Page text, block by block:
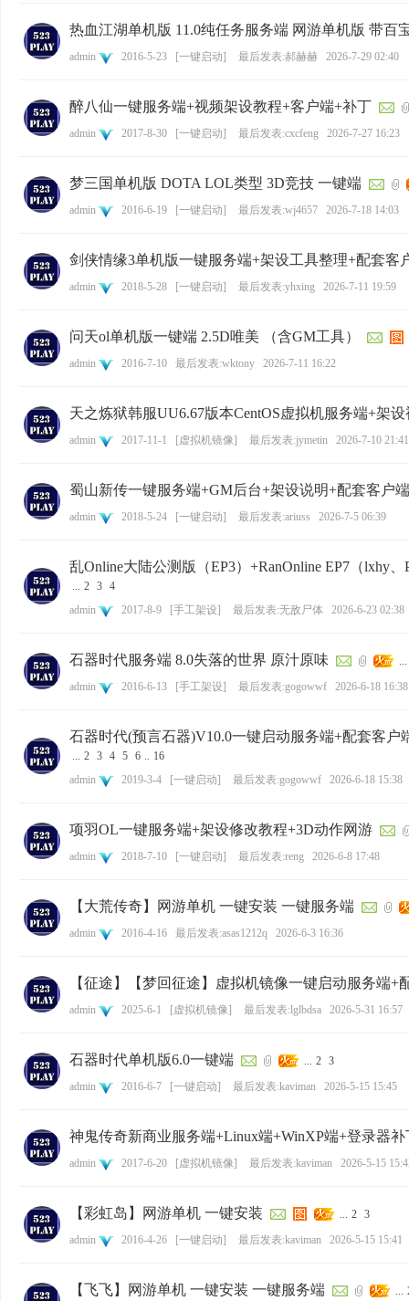
热血江湖单机版 11.0纯任务服务端 网游单机版 带百
admin 2016-5-23 [一键启动] 最后发表:郝赫赫 2026-7-29 02:40
醉八仙一键服务端+视频架设教程+客户端+补丁
admin 2017-8-30 [一键启动] 最后发表:cxcfeng 2026-7-27 16:23
梦三国单机版 DOTA LOL类型 3D竞技 一键端
admin 2016-6-19 [一键启动] 最后发表:wj4657 2026-7-18 14:03
剑侠情缘3单机版一键服务端+架设工具整理+配套客
admin 2018-5-28 [一键启动] 最后发表:yhxing 2026-7-11 19:59
问天ol单机版一键端 2.5D唯美 （含GM工具）
admin 2016-7-10 最后发表:wktony 2026-7-11 16:22
天之炼狱韩服UU6.67版本CentOS虚拟机服务端+架
admin 2017-11-1 [虚拟机镜像] 最后发表:jymetin 2026-7-10 21:41
蜀山新传一键服务端+GM后台+架设说明+配套客户端
admin 2018-5-24 [一键启动] 最后发表:ariuss 2026-7-5 06:39
乱Online大陆公测版（EP3）+RanOnline EP7（lxhy
... 2 3 4
admin
2017-8-9 [手工架设] 最后发表:无敌尸体 2026-6-23 02:38
石器时代服务端 8.0失落的世界 原汁原味
...
admin
2016-6-13 [手工架设] 最后发表:gogowwf 2026-6-18 16:38
石器时代(预言石器)V10.0一键启动服务端+配套客
... 2 3 4 5 6 .. 16
admin
2019-3-4 [一键启动] 最后发表:gogowwf 2026-6-18 15:38
项羽OL一键服务端+架设修改教程+3D动作网游
admin 2018-7-10 [一键启动] 最后发表:reng 2026-6-8 17:48
【大荒传奇】网游单机 一键安装 一键服务端
admin 2016-4-16 最后发表:asas1212q 2026-6-3 16:36
【征途】【梦回征途】虚拟机镜像一键启动服务端+
admin 2025-6-1 [虚拟机镜像] 最后发表:lglbdsa 2026-5-31 16:57
石器时代单机版6.0一键端 ... 2 3
admin
2016-6-7 [一键启动] 最后发表:kaviman 2026-5-15 15:45
神鬼传奇新商业服务端+Linux端+WinXP端+登录器补
admin 2017-6-20 [虚拟机镜像] 最后发表:kaviman 2026-5-15
【彩虹岛】网游单机 一键安装 ... 2 3
admin
2016-4-26 [一键启动] 最后发表:kaviman 2026-5-15 15:41
【飞飞】网游单机 一键安装 一键服务端 ...